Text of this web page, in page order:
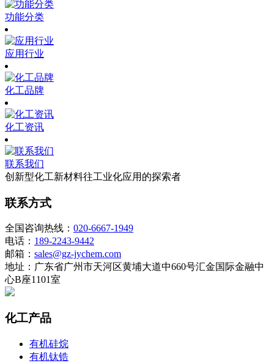
功能分类
应用行业
化工品牌
化工资讯
联系我们
创新型化工新材料往工业化应用的探索者
联系方式
全国咨询热线： 020-6667-1949
电话： 189-2243-9442
邮箱： sales@gz-jychem.com
地址：广东省广州市天河区黄埔大道中660号汇金国际金融中
心B座1101室
化工产品
有机硅烷
有机钛锆